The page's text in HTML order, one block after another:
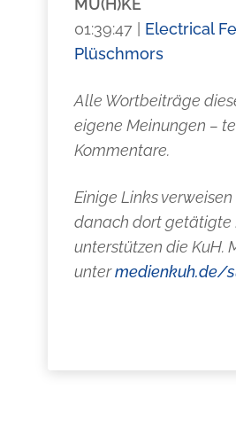
MU(H)KE
01:39:47 | Electrical
Plüschmors
Alle Wortbeiträge
eigene Meinungen –
Kommentare.
Einige Links
danach dort getätigte
unterstützen die KuH.
untermedienkuh.de/